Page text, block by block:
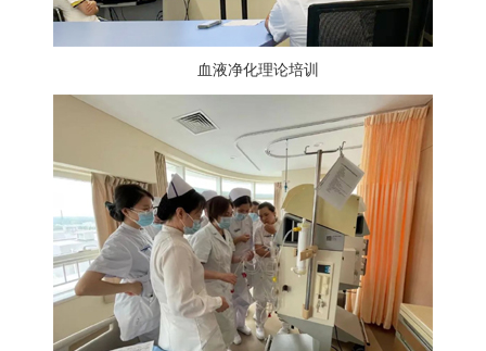
血液净化理论培训